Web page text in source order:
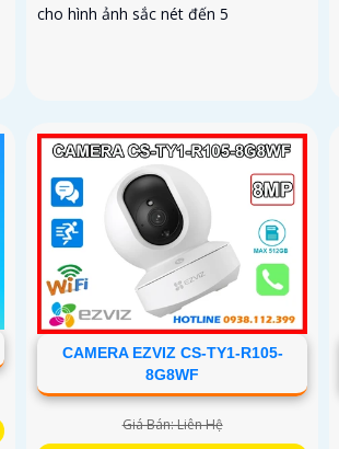
cho hình ảnh sắc nét đến 5
CAMERA EZVIZ CS-TY1-R105-
8G8WF
Giá Bán: Liên Hệ